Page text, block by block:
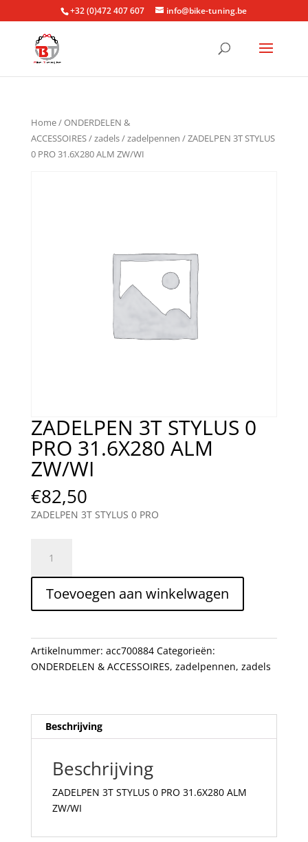
+32 (0)472 407 607 info@bike-tuning.be
Home/ONDERDELEN &
ACCESSOIRES/zadels/zadelpennen / ZADELPEN 3T STYLUS
0 PRO 31.6X280 ALM ZW/WI
ZADELPEN 3T STYLUS 0
PRO 31.6X280 ALM
ZW/WI
€82,50
ZADELPEN 3T STYLUS 0 PRO
STYLUS
PRO
ALM
ZW/WI
aantal
Toevoegen aan winkelwagen
Artikelnummer: acc700884 Categorieën:
ONDERDELEN & ACCESSOIRES, zadelpennen, zadels
Beschrijving
Beschrijving
ZADELPEN 3T STYLUS 0 PRO 31.6X280 ALM
ZW/WI